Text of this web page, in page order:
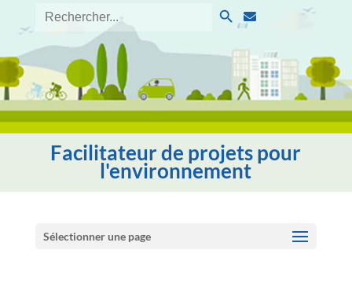
Search
for:
Facilitateur de projets pour
l'environnement
Sélectionner une page